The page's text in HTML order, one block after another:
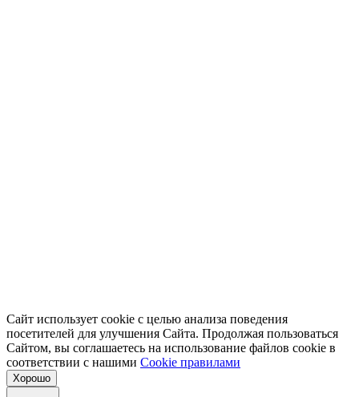
Сайт использует cookie с целью анализа поведения
посетителей для улучшения Сайта. Продолжая пользоваться
Сайтом, вы соглашаетесь на использование файлов cookie в
соответствии с нашими Cookiе правилами
Хорошо